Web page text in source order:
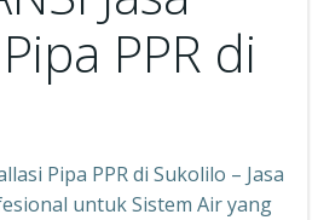
PPR di
Pipa PPR di Sukolilo – Jasa
untuk Sistem Air yang